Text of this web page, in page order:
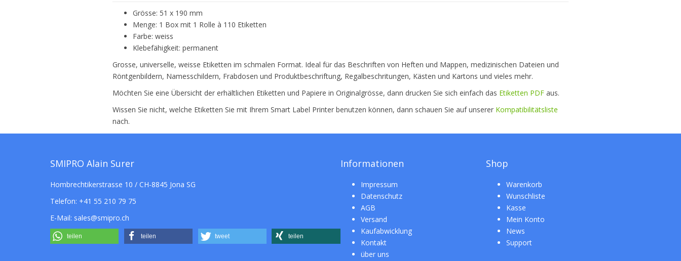
Grösse: 51 x 190 mm
Menge: 1 Box mit 1 Rolle à 110 Etiketten
Farbe: weiss
Klebefähigkeit: permanent
Grosse, universelle, weisse Etiketten im schmalen Format. Ideal für das Beschriften von Heften und Mappen, medizinischen Dateien und
Röntgenbildern, Namesschildern, Frabdosen und Produktbeschriftung, Regalbeschritungen, Kästen und Kartons und vieles mehr.
Möchten Sie eine Übersicht der erhältlichen Etiketten und Papiere in Originalgrösse, dann drucken Sie sich einfach das Etiketten PDF aus.
Wissen Sie nicht, welche Etiketten Sie mit Ihrem Smart Label Printer benutzen können, dann schauen Sie auf unserer Kompatibilitätsliste
nach.
SMIPRO Alain Surer
Hombrechtikerstrasse 10 / CH-8845 Jona SG
Telefon: +41 55 210 79 75
E-Mail: sales@smipro.ch
teilen teilen tweet teilen
Informationen
Impressum
Datenschutz
AGB
Versand
Kaufabwicklung
Kontakt
über uns
Shop
Warenkorb
Wunschliste
Kasse
Mein Konto
News
Support